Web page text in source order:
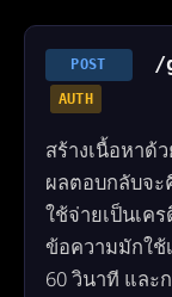
POST /
AUTH
สร้างเนื้อหาด้
ผลตอบกลับจะ
ใช้จ่ายเป็นเค
ข้อความมักใช้
60 วินาที และ